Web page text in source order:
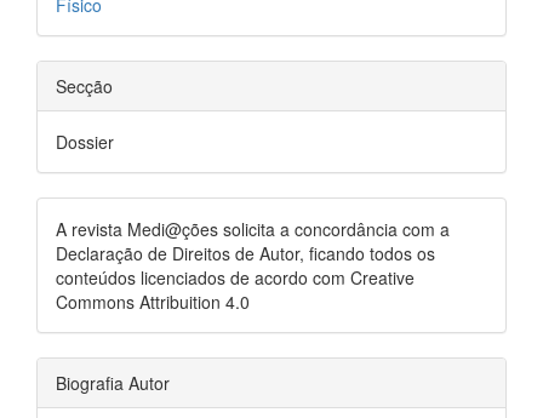
Físico
Secção
Dossier
A revista Medi@ções solicita a concordância com a
Declaração de Direitos de Autor, ficando todos os
conteúdos licenciados de acordo com Creative
Commons Attribuition 4.0
Biografia Autor